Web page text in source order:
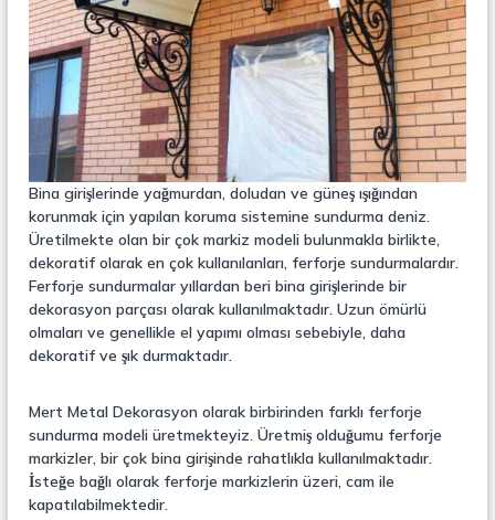
o
n
r
ü
k
s
i
Ç
l
i
k
M
e
e
,
M
e
Bina girişlerinde yağmurdan, doludan ve güneş ışığından
korunmak için yapılan koruma sistemine sundurma deniz.
Üretilmekte olan bir çok markiz modeli bulunmakla birlikte,
dekoratif olarak en çok kullanılanları, ferforje sundurmalardır.
Ferforje sundurmalar yıllardan beri bina girişlerinde bir
dekorasyon parçası olarak kullanılmaktadır. Uzun ömürlü
olmaları ve genellikle el yapımı olması sebebiyle, daha
dekoratif ve şık durmaktadır.
Mert Metal Dekorasyon olarak birbirinden farklı ferforje
sundurma modeli üretmekteyiz. Üretmiş olduğumu ferforje
markizler, bir çok bina girişinde rahatlıkla kullanılmaktadır.
İsteğe bağlı olarak ferforje markizlerin üzeri, cam ile
kapatılabilmektedir.